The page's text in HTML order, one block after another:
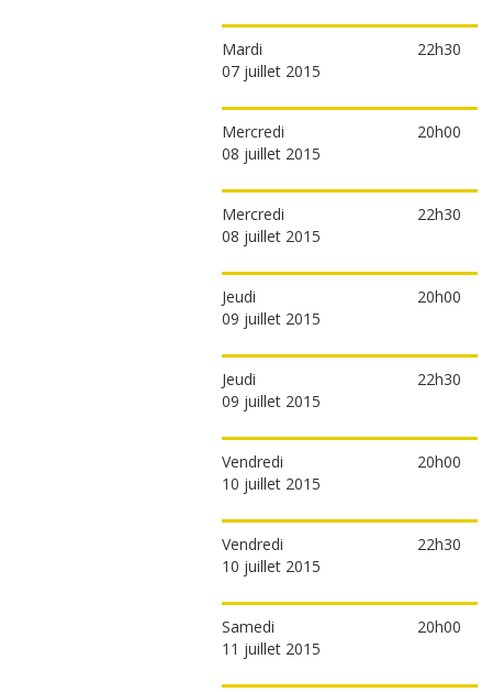
22h30
Mardi
07 juillet 2015
20h00
Mercredi
08 juillet 2015
22h30
Mercredi
08 juillet 2015
20h00
Jeudi
09 juillet 2015
22h30
Jeudi
09 juillet 2015
20h00
Vendredi
10 juillet 2015
22h30
Vendredi
10 juillet 2015
20h00
Samedi
11 juillet 2015